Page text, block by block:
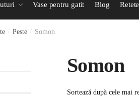
Vase pentru gatit Blog Retete
Peste Somon
Somon